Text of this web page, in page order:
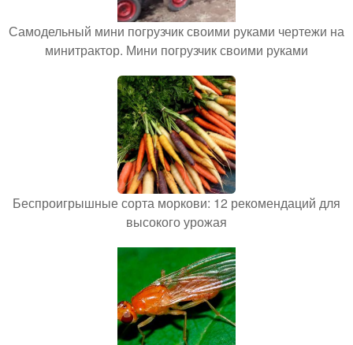
Самодельный мини погрузчик своими руками чертежи на
минитрактор. Мини погрузчик своими руками
Беспроигрышные сорта моркови: 12 рекомендаций для
высокого урожая